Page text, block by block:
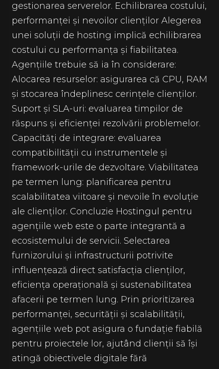
gestionarea serverelor. Echilibrarea costului,
performanței și nevoilor clienților Alegerea
unei soluții de hosting implică echilibrarea
costului cu performanța și fiabilitatea.
Agențiile trebuie să ia în considerare:
Alocarea resurselor: asigurarea că CPU, RAM
și stocarea îndeplinesc cerințele clienților.
Suport și SLA-uri: evaluarea timpilor de
răspuns și eficienței rezolvării problemelor.
Capacități de integrare: evaluarea
compatibilității cu instrumentele și
framework-urile de dezvoltare. Viabilitatea
pe termen lung: planificarea pentru
scalabilitatea viitoare și nevoile în evoluție
ale clienților. Concluzie Hostingul pentru
agențiile web este o parte integrantă a
ecosistemului de servicii. Selectarea
furnizorului și infrastructurii potrivite
influențează direct satisfacția clienților,
eficiența operațională și sustenabilitatea
afacerii pe termen lung. Prin prioritizarea
performanței, securității și scalabilității,
agențiile web pot asigura o fundație fiabilă
pentru proiectele lor, ajutând clienții să își
atingă obiectivele digitale fără